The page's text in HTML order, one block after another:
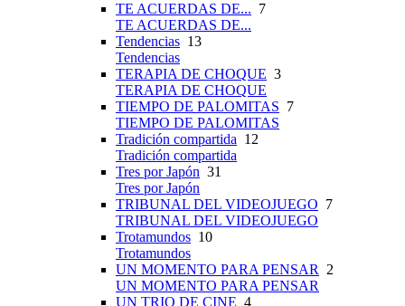
TE ACUERDAS DE... 7
TE ACUERDAS DE...
Tendencias 13
Tendencias
TERAPIA DE CHOQUE 3
TERAPIA DE CHOQUE
TIEMPO DE PALOMITAS 7
TIEMPO DE PALOMITAS
Tradición compartida 12
Tradición compartida
Tres por Japón 31
Tres por Japón
TRIBUNAL DEL VIDEOJUEGO 7
TRIBUNAL DEL VIDEOJUEGO
Trotamundos 10
Trotamundos
UN MOMENTO PARA PENSAR 2
UN MOMENTO PARA PENSAR
UN TRIO DE CINE 4